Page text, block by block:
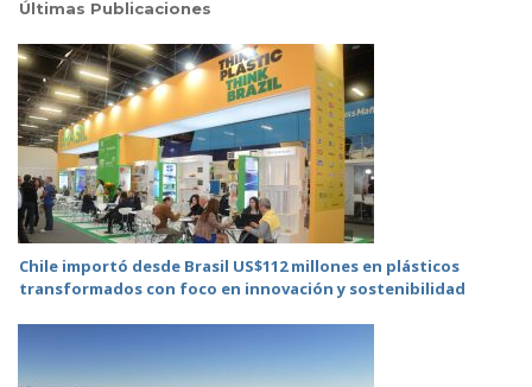
Últimas Publicaciones
Chile importó desde Brasil US$112 millones en plásticos
transformados con foco en innovación y sostenibilidad